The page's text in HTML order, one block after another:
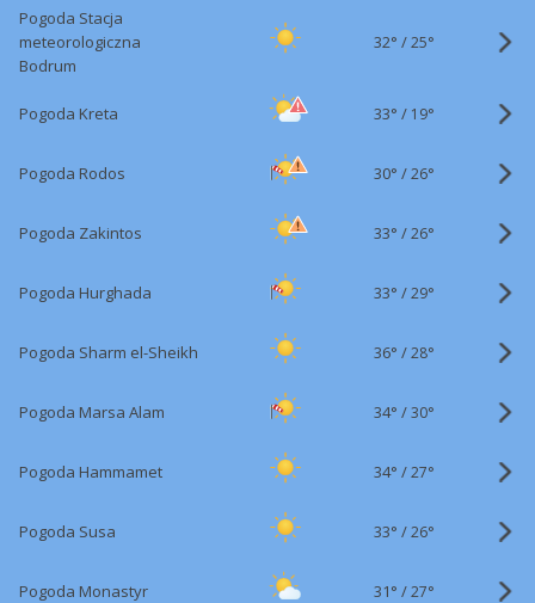
Pogoda Stacja
meteorologiczna
Bodrum
32° /25°
Pogoda Kreta 33° / 19°
Pogoda Rodos 30° /26°
Pogoda Zakintos 33° /26°
Pogoda Hurghada 33° /29°
Pogoda Sharm el-Sheikh 36° /28°
Pogoda Marsa Alam 34° /30°
Pogoda Hammamet 34° /27°
Pogoda Susa 33° /26°
Pogoda Monastyr 31° /27°